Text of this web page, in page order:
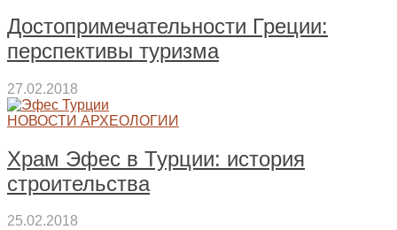
Достопримечательности Греции:
перспективы туризма
27.02.2018
НОВОСТИ АРХЕОЛОГИИ
Храм Эфес в Турции: история
строительства
25.02.2018